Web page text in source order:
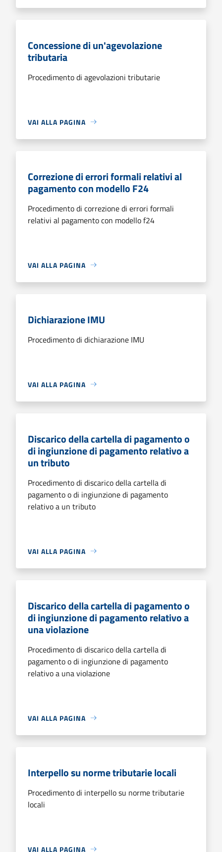
Concessione di un'agevolazione
tributaria
Procedimento di agevolazioni tributarie
VAI ALLA PAGINA
Correzione di errori formali relativi al
pagamento con modello F24
Procedimento di correzione di errori formali
relativi al pagamento con modello f24
VAI ALLA PAGINA
Dichiarazione IMU
Procedimento di dichiarazione IMU
VAI ALLA PAGINA
Discarico della cartella di pagamento o
di ingiunzione di pagamento relativo a
un tributo
Procedimento di discarico della cartella di
pagamento o di ingiunzione di pagamento
relativo a un tributo
VAI ALLA PAGINA
Discarico della cartella di pagamento o
di ingiunzione di pagamento relativo a
una violazione
Procedimento di discarico della cartella di
pagamento o di ingiunzione di pagamento
relativo a una violazione
VAI ALLA PAGINA
Interpello su norme tributarie locali
Procedimento di interpello su norme tributarie
locali
VAI ALLA PAGINA